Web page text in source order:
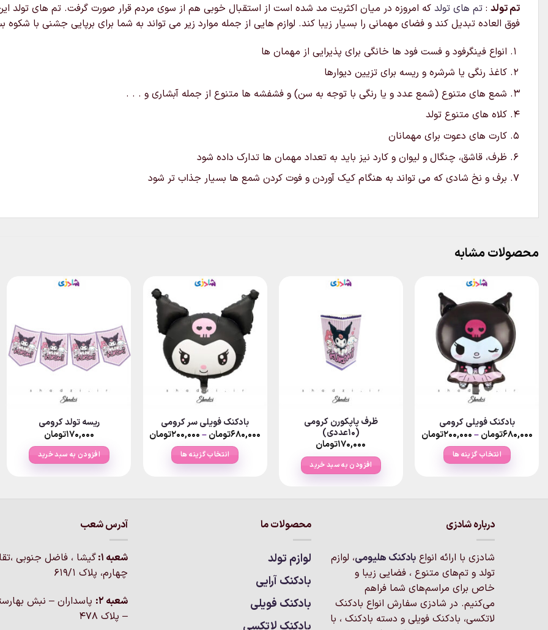
تم تولد : تم های تولد که امروزه در میان اکثریت مد شده است از استقبال خوبی هم از سوی مردم قرار صورت گرفت. تم های تولد این
فوق العاده تبدیل کند و فضای مهمانی را بسیار زیبا کند. لوازم هایی از جمله موارد زیر می تواند به شما برای برپایی جشنی با
انواع فینگرفود و فست فود ها خانگی برای پذیرایی از مهمان ها
کاغذ رنگی یا شرشره و ریسه برای تزیین دیوارها
شمع های متنوع (شمع عدد و یا رنگی با توجه به سن) و فشفشه ها متنوع از جمله آبشاری و . . .
کلاه های متنوع تولد
کارت های دعوت برای مهمانان
ظرف، قاشق، چنگال و لیوان و کارد نیز باید به تعداد مهمان ها تدارک داده شود
برف و نخ شادی که می تواند به هنگام کیک آوردن و فوت کردن شمع ها بسیار جذاب تر شود
محصولات مشابه
بادکنک فویلی کرومی
۶۸۰,۰۰۰تومان–۲۰۰,۰۰۰تومان
انتخاب گزینه ها
مختلفی
باشد.
گزینه
ها
ممکن
است
در
ظرف پاپکورن کرومی
(10عددی)
۱۷۰,۰۰۰تومان
افزودن به سبد خرید
بادکنک فویلی سر کرومی
۶۸۰,۰۰۰تومان– ۲۰۰,۰۰۰تومانPrice
range:
۲۰۰,۰۰۰تومان انتخاب گزینه ها
ریسه تولد کرومی
۱۷۰,۰۰۰تومان
افزودن به سبد خرید
درباره شادزی
شادزی با ارائه انواع بادکنک‌ هلیومی، لوازم
تولد و تم‌های متنوع ، فضایی زیبا و
خاص برای مراسم‌های شما فراهم
می‌کنیم. در شادزی سفارش انواع بادکنک
لاتکسی، بادکنک فویلی و دسته بادکنک ، با
محصولات ما
لوازم تولد
بادکنک آرایی
بادکنک فویلی
بادکنک لاتکسی
آدرس شعب
شعبه 1:
گيشا ، فاضل جنوبی
چهارم، پلاک 619/1
شعبه 2:
پاسداران – نبش
– پلاک ۴۷۸